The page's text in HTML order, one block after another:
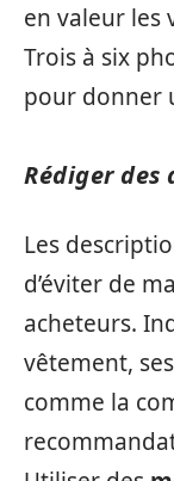
en valeur les
Trois à six
pour donner
Rédiger
Les
d’éviter de
acheteurs.
vêtement,
comme la